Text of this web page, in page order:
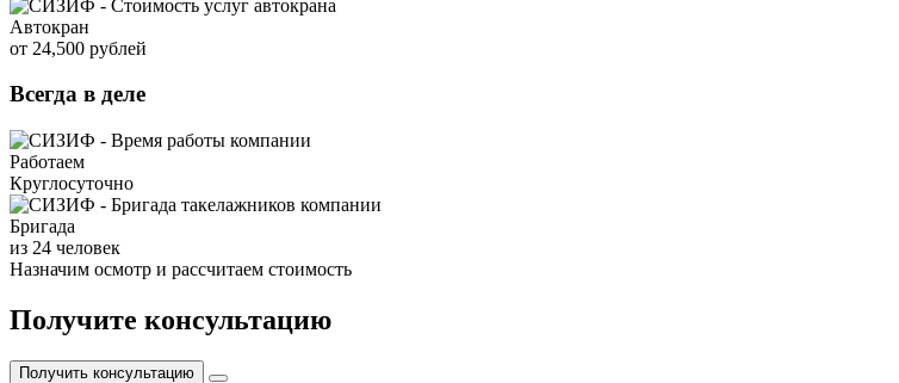
Автокран
от 24,500 рублей
Всегда в деле
Работаем
Круглосуточно
Бригада
из 24 человек
Назначим осмотр и рассчитаем стоимость
Получите консультацию
Получить консультацию